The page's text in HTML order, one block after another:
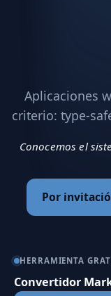
Aplicaciones
criterio: type-
Conocemos el
Por
HERRAMIENTA
Convertidor